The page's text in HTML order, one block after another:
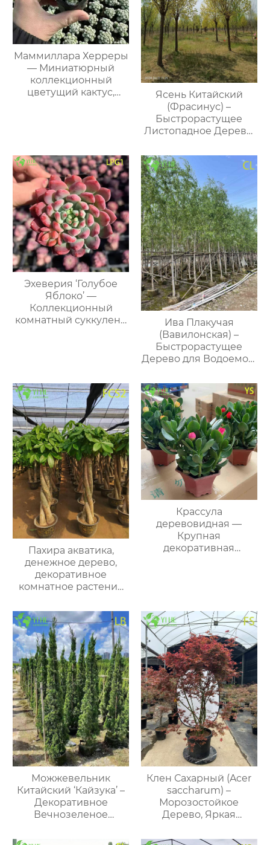
Маммиллара Херреры
— Миниатюрный
коллекционный
цветущий кактус,
Ясень Китайский
(Фрасинус) –
Быстрорастущее
Листопадное Дерево,
Опт
Эхеверия ‘Голубое
Яблоко’ —
Коллекционный
комнатный суккулент,
Ива Плакучая
(Вавилонская) –
Быстрорастущее
Дерево для Водоемов,
Пахира акватика,
денежное дерево,
декоративное
комнатное растение
Крассула
деревовидная —
Крупная
декоративная
Можжевельник
Китайский ‘Кайзука’ –
Декоративное
Вечнозеленое
Клен Сахарный (Acer
saccharum) –
Морозостойкое
Дерево, Яркая